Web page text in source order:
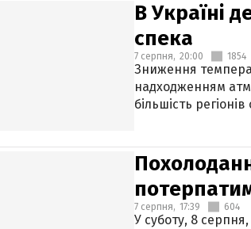
В Україні
спека
7 серпня, 20:00 1854
Зниження
надходженням
більшість
7 серпня, 17:39 604
У суботу, 8